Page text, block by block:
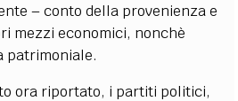
– conto della provenienza e
mezzi economici, nonchè
patrimoniale.
ora riportato, i partiti politici,